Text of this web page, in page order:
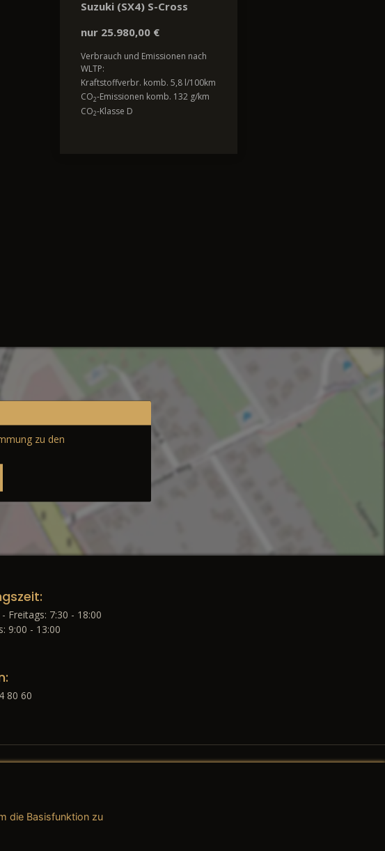
Suzuki (SX4) S-Cross
nur 25.980,00 €
Verbrauch und Emissionen nach
WLTP:
Kraftstoffverbr. komb. 5,8 l/100km
CO2-Emissionen komb. 132 g/km
CO2-Klasse D
zu den
Freitags: 7:30 - 18:00
9:00 - 13:00
80 60
→ AGB (Teile & Zubehör)
die Basisfunktion zu